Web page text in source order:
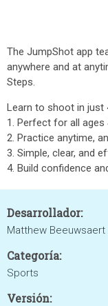
The JumpShot app
anywhere and at
Steps.
Learn to shoot in just
1. Perfect for all ages
2. Practice anytime,
3. Simple, clear, and
4. Build confidence
Desarrollador:
Matthew Beeuwsaert
Categoría:
Sports
Versión: